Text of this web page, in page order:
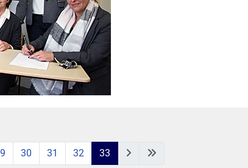
30 31 32 33